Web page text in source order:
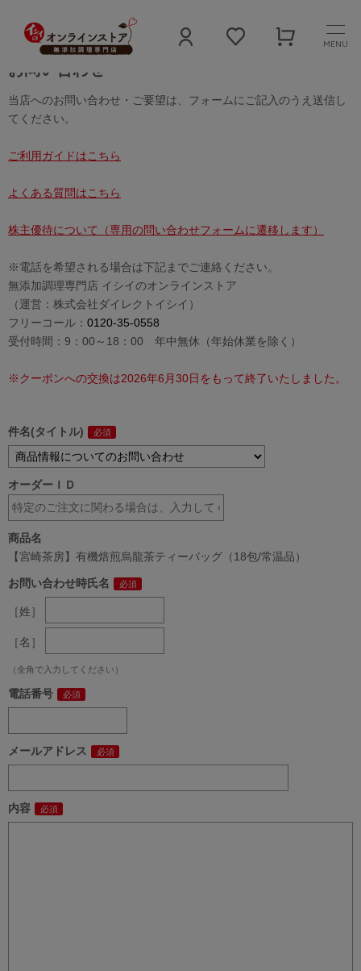
MENU
お問い合わせ
当店へのお問い合わせ・ご要望は、フォームにご記入のうえ送信し
てください。
ご利用ガイドはこちら
よくある質問はこちら
株主優待について（専用の問い合わせフォームに遷移します）
※電話を希望される場合は下記までご連絡ください。
無添加調理専門店 イシイのオンラインストア
（運営：株式会社ダイレクトイシイ）
フリーコール： 0120-35-0558
受付時間：9：00～18：00 年中無休（年始休業を除く）
※クーポンへの交換は2026年6月30日をもって終了いたしました。
件名(タイトル)
オーダーＩＤ
商品名
【宮崎茶房】有機焙煎烏龍茶ティーバッグ（18包/常温品）
お問い合わせ時氏名
［姓］
［名］
（全角で入力してください）
電話番号
メールアドレス
内容